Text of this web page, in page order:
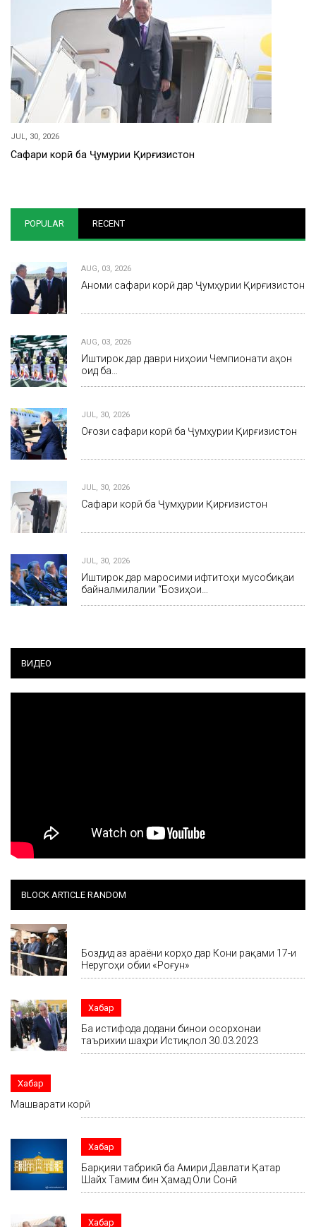
JUL, 30, 2026
Сафари корӣ ба Ҷумҳурии Қирғизистон
POPULAR RECENT
AUG, 03, 2026
Анҷоми сафари корӣ дар Ҷумҳурии Қирғизистон
AUG, 03, 2026
Иштирок дар даври ниҳоии Чемпионати ҷаҳон
оид ба…
JUL, 30, 2026
Оғози сафари корӣ ба Ҷумҳурии Қирғизистон
JUL, 30, 2026
Сафари корӣ ба Ҷумҳурии Қирғизистон
JUL, 30, 2026
Иштирок дар маросими ифтитоҳи мусобиқаи
байналмилалии “Бозиҳои…
ВИДЕО
BLOCK ARTICLE RANDOM
Боздид аз ҷараёни корҳо дар Кони рақами 17-и
Неругоҳи обии «Роғун»
Хабар
Ба истифода додани бинои осорхонаи
таърихии шаҳри Истиқлол 30.03.2023
Хабар
Машварати корӣ
Хабар
Барқияи табрикӣ ба Амири Давлати Қатар
Шайх Тамим бин Ҳамад Оли Сонӣ
Хабар